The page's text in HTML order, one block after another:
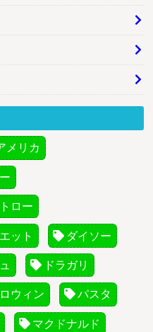
メリカ
ロー
ット ダイソー
ドラガリ
ウィン パスタ
マクドナルド